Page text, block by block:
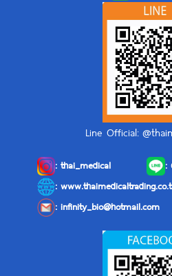
Line Official:
:thai_medical :
:
:infinity_bio@hotmail.com